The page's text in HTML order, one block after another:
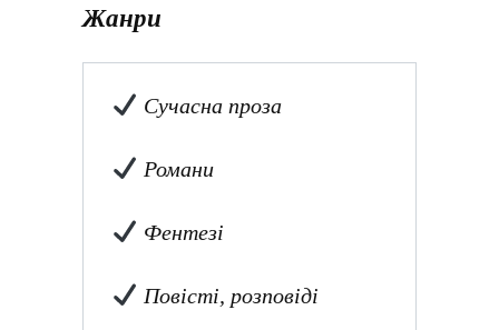
Жанри
Сучасна проза
Романи
Фентезі
Повісті, розповіді